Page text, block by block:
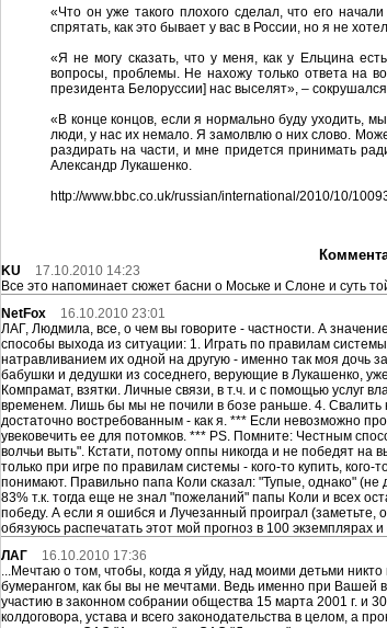
«Что он уже такого плохого сделал, что его
спрятать, как это бывает у вас в России, но я не
«Я не могу сказать, что у меня, как у Ельцина
вопросы, проблемы. Не нахожу только ответа на
президента Белоруссии] нас выселят», –
«В конце концов, если я нормально буду уходить,
люди, у нас их немало. Я замолвлю о них слово.
раздирать на части, и мне придется принимать
Александр Лукашенко.
http://www.bbc.co.uk/russian/international/2010/10/
KU
17.10.2010 14:23
Все это напоминает сюжет басни о Моське и Слоне и суть
NetFox
16.10.2010 23:01
ЛАГ, Людмила, все, о чем вы говорите - частности. А
способы выхода из ситуации: 1. Играть по правилам
натравливанием их одной на другую - именно так моя дочь
бабушки и дедушки из соседнего, верующие в Лукашенко,
Компрамат, взятки. Личные связи, в т.ч. и с помощью услуг
временем. Лишь бы мы не почили в бозе раньше. 4. Свалить
достаточно востребованным - как я. *** Если невозможно
увековечить ее для потомков. *** PS. Помните: Честным
волчьи выть". Кстати, потому оппы никогда и не победят на
только при игре по правилам системы - кого-то купить,
понимают. Правильно папа Коли сказал: "Тупые, однако"
83% т.к. тогда еще не знал "пожеланий" папы Коли и всех
победу. А если я ошибся и Лучезанный проиграл (заметьте,
обязуюсь распечатать этот мой прогноз в 100
ЛАГ
16.10.2010 17:36
...Мечтаю о том, чтобы, когда я уйду, над моими детьми
бумерангом, как бы вы не мечтами. Ведь именно при Вашей
участию в законном собрании общества 15 марта 2001 г. и
колдоговора, устава и всего законодательства в целом, а